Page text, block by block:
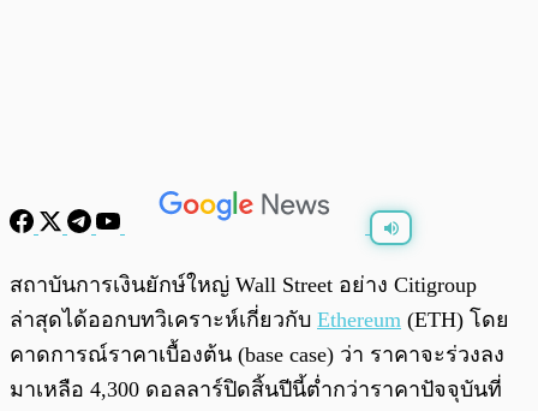
พร้อมเล่น
สถาบันการเงินยักษ์ใหญ่ Wall Street อย่าง Citigroup
ล่าสุดได้ออกบทวิเคราะห์เกี่ยวกับ Ethereum (ETH) โดย
คาดการณ์ราคาเบื้องต้น (base case) ว่า ราคาจะร่วงลง
มาเหลือ 4,300 ดอลลาร์ปิดสิ้นปีนี้ต่ำกว่าราคาปัจจุบันที่